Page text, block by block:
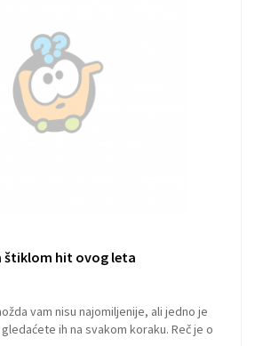
štiklom hit ovog leta
vam nisu najomiljenije, ali jedno je
ih na svakom koraku. Reč je o